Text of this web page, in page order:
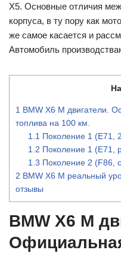
X5. Основные отличия
корпуса, в ту пору как
же самое касается и
Автомобиль
1 BMW X6 M двигатели.
топлива на 100 км.
1.1 Поколение 1 (Е71,
1.2 Поколение 1 (Е71,
1.3 Поколение 2 (F86,
2 BMW X6 M реальный
отзывы
BMW X6 M